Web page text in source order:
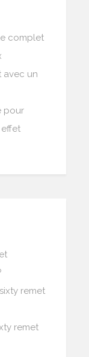
complet
avec un
pour
remet
remet